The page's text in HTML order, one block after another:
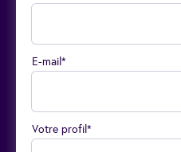
E-mail*
Votre profil*